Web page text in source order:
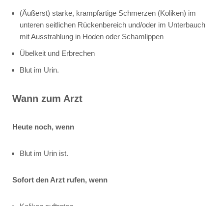
(Äußerst) starke, krampfartige Schmerzen (Koliken) im
unteren seitlichen Rückenbereich und/oder im Unterbauch
mit Ausstrahlung in Hoden oder Schamlippen
Übelkeit und Erbrechen
Blut im Urin.
Wann zum Arzt
Heute noch, wenn
Blut im Urin ist.
Sofort den Arzt rufen, wenn